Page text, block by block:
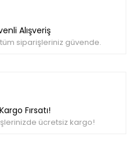
Alışveriş
tüm siparişleriniz güvende.
Fırsatı!
ücretsiz kargo!